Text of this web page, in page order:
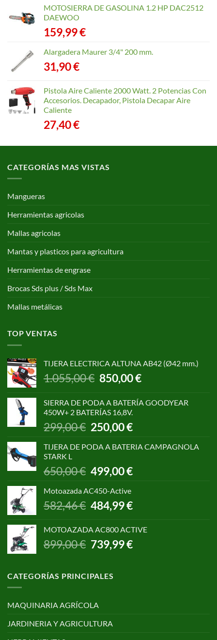
precios:
MOTOSIERRA DE GASOLINA 1.2 HP DAC2512
DAEWOO
159,99€
Alargadera Maurer 3/4" 200 mm.
31,90€
Pistola Aire Caliente 2000 Watt. 2 Potencias Con
Accesorios. Decapador, Pistola Decapar Aire
Caliente
27,40€
CATEGORÍAS MAS VISTAS
Mangueras
Herramientas agricolas
Mallas agricolas
Mantas y plasticos para agricultura
Herramientas de engrase
Brocas Sds plus / Sds Max
Mallas metálicas
TOP VENTAS
TIJERA ELECTRICA ALTUNA AB42 (Ø42 mm.)
1.055,00€ El
precio
era:
1.055,00 €.
850,00€El
precio
es:
SIERRA DE PODA A BATERÍA GOODYEAR
450W+ 2 BATERÍAS 16,8V.
299,00€ El
precio
original
299,00 €.
250,00€El
precio
actual
250,00 €.
TIJERA DE PODA A BATERIA CAMPAGNOLA
STARK L
650,00€
El
precio
original
650,00 €.
499,00€El
precio
499,00 €.
Motoazada AC450-Active
582,46€
El
precio
era:
582,46 €.
484,99€El
precio
es:
484,99 €.
MOTOAZADA AC800 ACTIVE
899,00€ El
precio
era:
899,00 €.
739,99€El
precio
CATEGORÍAS PRINCIPALES
MAQUINARIA AGRÍCOLA
JARDINERIA Y AGRICULTURA